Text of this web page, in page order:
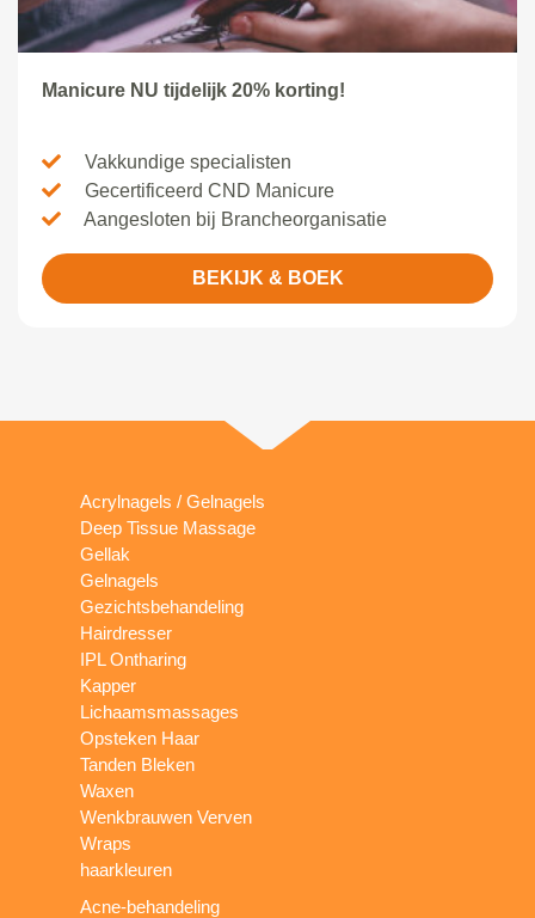
Manicure NU tijdelijk 20% korting!
Vakkundige specialisten
Gecertificeerd CND Manicure
Aangesloten bij Brancheorganisatie
BEKIJK & BOEK
Acrylnagels / Gelnagels
Deep Tissue Massage
Gellak
Gelnagels
Gezichtsbehandeling
Hairdresser
IPL Ontharing
Kapper
Lichaamsmassages
Opsteken Haar
Tanden Bleken
Waxen
Wenkbrauwen Verven
Wraps
haarkleuren
Acne-behandeling